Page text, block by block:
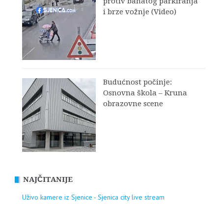
i brze vožnje (Video)
Budućnost počinje:
Osnovna škola – Kruna
obrazovne scene
NAJČITANIJE
Uživo kamere iz Sjenice - Sjenica city live stream